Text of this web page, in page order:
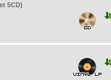
5CD)